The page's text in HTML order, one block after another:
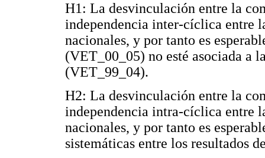
H1: La desvinculación entre la
independencia inter-cíclica entre
nacionales, y por tanto es
(VET_00_05) no esté asociada a
(VET_99_04).
H2: La desvinculación entre la
independencia intra-cíclica entre
nacionales, y por tanto es
sistemáticas entre los resultados